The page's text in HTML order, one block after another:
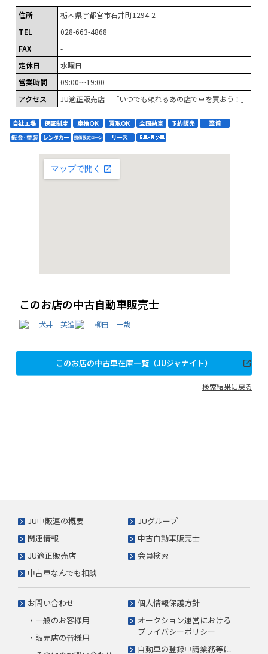
住所
栃木県宇都宮市石井町1294-2
TEL
028-663-4868
FAX
-
定休日
水曜日
営業時間
09:00～19:00
アクセス
JU適正販売店 「いつでも頼れるあの店で車を買おう！」
このお店の中古自動車販売士
犬井 英進 柳田 一哉
このお店の中古車在庫一覧（JUジャナイト）
検索結果に戻る
JU中販連の概要
JUグループ
関連情報
中古自動車販売士
JU適正販売店
会員検索
中古車なんでも相談
お問い合わせ
・一般のお客様用
・販売店の皆様用
個人情報保護方針
オークション運営における
プライバシーポリシー
自動車の登録申請業務等に